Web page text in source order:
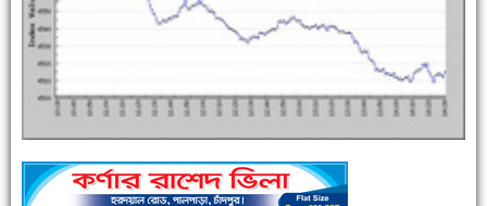
এক সপ্তাহে শনাক্ত বেড়েছে ৫৫%, মৃত্যু ৪৬%